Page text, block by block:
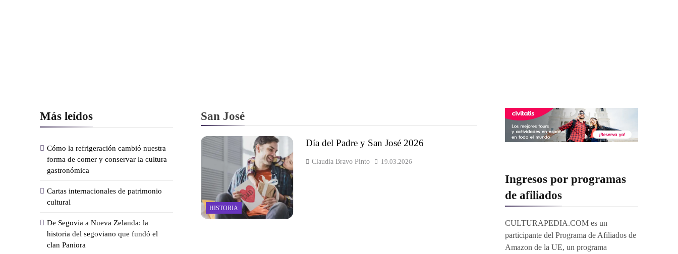
Más leídos
Cómo la refrigeración cambió nuestra
forma de comer y conservar la cultura
gastronómica
Cartas internacionales de patrimonio
cultural
De Segovia a Nueva Zelanda: la
historia del segoviano que fundó el
clan Paniora
San José
HISTORIA
Día del Padre y San José 2026
Claudia Bravo Pinto 19.03.2026
Ingresos por programas
de afiliados
CULTURAPEDIA.COM es un
participante del Programa de Afiliados de
Amazon de la UE, un programa